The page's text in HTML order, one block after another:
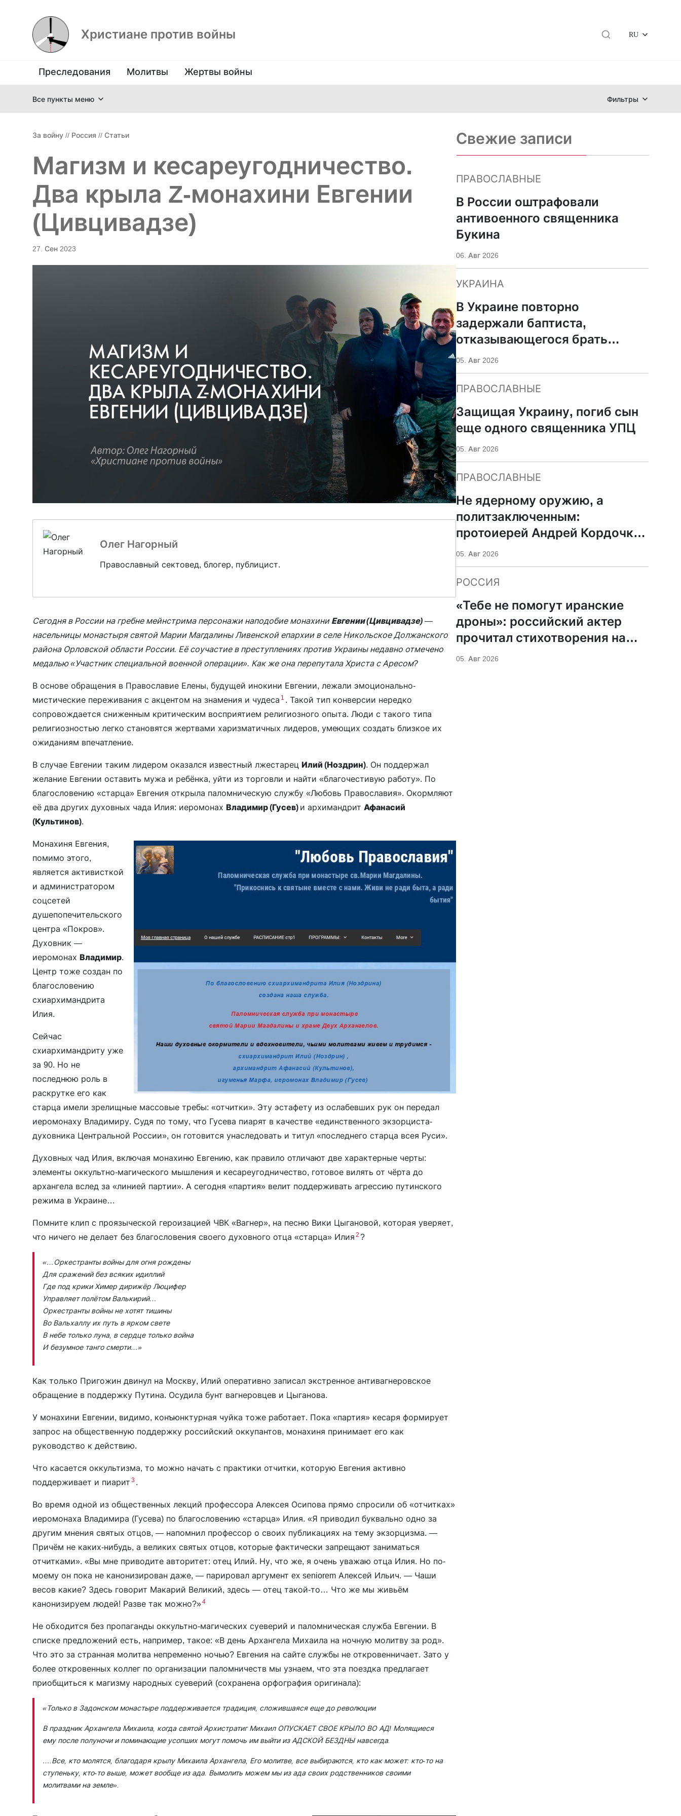
Христиане против войны RU
Преследования Молитвы Жертвы войны
Все пункты меню Фильтры
За войну // Россия // Статьи
Магизм и кесареугодничество.
Два крыла Z-монахини Евгении
(Цивцивадзе)
27. Сен 2023
Олег Нагорный
Православный сектовед, блогер, публицист.
Сегодня в России на гребне мейнстрима персонажи наподобие монахини Евгении (Цивцивадзе) —
насельницы монастыря святой Марии Магдалины Ливенской епархии в селе Никольское Должанского
района Орловской области России. Её соучастие в преступлениях против Украины недавно отмечено
медалью «Участник специальной военной операции». Как же она перепутала Христа с Аресом?
В основе обращения в Православие Елены, будущей инокини Евгении, лежали эмоционально-
мистические переживания с акцентом на знамения и чудеса 1 . Такой тип конверсии нередко
сопровождается сниженным критическим восприятием религиозного опыта. Люди с такого типа
религиозностью легко становятся жертвами харизматичных лидеров, умеющих создать близкое их
ожиданиям впечатление.
В случае Евгении таким лидером оказался известный лжестарец Илий (Ноздрин). Он поддержал
желание Евгении оставить мужа и ребёнка, уйти из торговли и найти «благочестивую работу». По
благословению «старца» Евгения открыла паломническую службу «Любовь Православия». Окормляют
её два других духовных чада Илия: иеромонах Владимир (Гусев) и архимандрит Афанасий
(Культинов).
Монахиня Евгения,
помимо этого,
является активисткой
и администратором
соцсетей
душепопечительского
центра «Покров».
Духовник —
иеромонах Владимир.
Центр тоже создан по
благословению
схиархимандрита
Илия.
Сейчас
схиархимандриту уже
за 90. Но не
последнюю роль в
раскрутке его как
старца имели зрелищные массовые требы: «отчитки». Эту эстафету из ослабевших рук он передал
иеромонаху Владимиру. Судя по тому, что Гусева пиарят в качестве «единственного экзорциста-
духовника Центральной России», он готовится унаследовать и титул «последнего старца всея Руси».
Духовных чад Илия, включая монахиню Евгению, как правило отличают две характерные черты:
элементы оккультно-магического мышления и кесареугодничество, готовое вилять от чёрта до
архангела вслед за «линией партии». А сегодня «партия» велит поддерживать агрессию путинского
режима в Украине…
Помните клип с проязыческой героизацией ЧВК «Вагнер», на песню Вики Цыгановой, которая уверяет,
что ничего не делает без благословения своего духовного отца «старца» Илия 2 ?
«…Оркестранты войны для огня рождены
Для сражений без всяких идиллий
Где под крики Химер дирижёр Люцифер
Управляет полётом Валькирий…
Оркестранты войны не хотят тишины
Во Вальхаллу их путь в ярком свете
В небе только луна, в сердце только война
И безумное танго смерти…»
Как только Пригожин двинул на Москву, Илий оперативно записал экстренное антивагнеровское
обращение в поддержку Путина. Осудила бунт вагнеровцев и Цыганова.
У монахини Евгении, видимо, конъюнктурная чуйка тоже работает. Пока «партия» кесаря формирует
запрос на общественную поддержку российский оккупантов, монахиня принимает его как
руководство к действию.
Что касается оккультизма, то можно начать с практики отчитки, которую Евгения активно
поддерживает и пиарит 3 .
Во время одной из общественных лекций профессора Алексея Осипова прямо спросили об «отчитках»
иеромонаха Владимира (Гусева) по благословению «старца» Илия. «Я приводил буквально одно за
другим мнения святых отцов, — напомнил профессор о своих публикациях на тему экзорцизма. —
Причём не каких-нибудь, а великих святых отцов, которые фактически запрещают заниматься
отчитками». «Вы мне приводите авторитет: отец Илий. Ну, что же, я очень уважаю отца Илия. Но по-
моему он пока не канонизирован даже, — парировал аргумент ex seniorem Алексей Ильич. — Чаши
весов какие? Здесь говорит Макарий Великий, здесь — отец такой-то… Что же мы живьём
канонизируем людей! Разве так можно?»4
Не обходится без пропаганды оккультно-магических суеверий и паломническая служба Евгении. В
списке предложений есть, например, такое: «В день Архангела Михаила на ночную молитву за род».
Что это за странная молитва непременно ночью? Евгения на сайте службы не откровенничает. Зато у
более откровенных коллег по организации паломничеств мы узнаем, что эта поездка предлагает
приобщиться к магизму народных суеверий (сохранена орфография оригинала):
«Только в Задонском монастыре поддерживается традиция, сложившаяся еще до революции
В праздник Архангела Михаила, когда святой Архистратиг Михаил ОПУСКАЕТ СВОЕ КРЫЛО ВО АД! Молящиеся
ему после полуночи и поминающие усопших могут помочь им выйти из АДСКОЙ БЕЗДНЫ навсегда.
….Все, кто молятся, благодаря крылу Михаила Архангела, Его молитве, все выбираются, кто как может: кто-то на
ступеньку, кто-то выше, может вообще из ада. Вымолить можем мы из ада своих родственников своими
молитвами на земле».
Свежие записи
ПРАВОСЛАВНЫЕ
В России оштрафовали
антивоенного священника
Букина
06. Авг 2026
УКРАИНА
В Украине повторно
задержали баптиста,
отказывающегося брать
оружие
05. Авг 2026
ПРАВОСЛАВНЫЕ
Защищая Украину, погиб сын
еще одного священника УПЦ
05. Авг 2026
ПРАВОСЛАВНЫЕ
Не ядерному оружию, а
политзаключенным:
протоиерей Андрей Кордочкин
предложил иное
покровительство для
Серафима Саровского
05. Авг 2026
РОССИЯ
«Тебе не помогут иранские
дроны»: российский актер
прочитал стихотворения на
фоне храмов РПЦ
05. Авг 2026